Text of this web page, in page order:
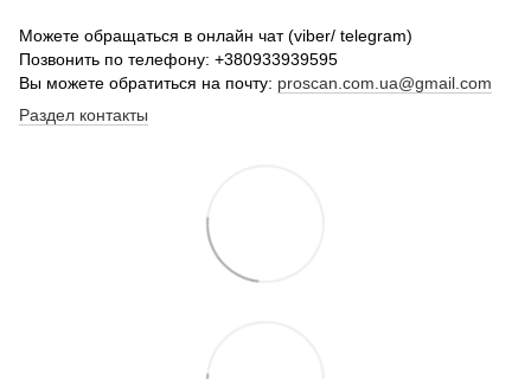
Можете обращаться в онлайн чат (viber/ telegram)
Позвонить по телефону: +380933939595
Вы можете обратиться на почту: proscan.com.ua@gmail.com
Раздел контакты